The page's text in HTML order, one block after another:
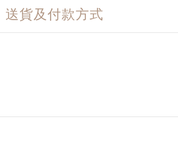
送貨及付款方式